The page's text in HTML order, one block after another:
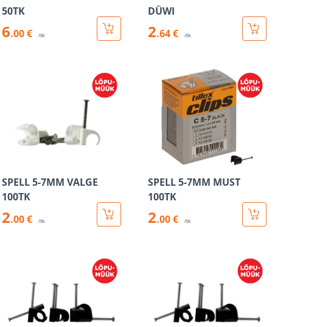
50TK
6.00 € /tk
DÜWI
2.64 € /tk
SPELL 5-7MM VALGE
100TK
2.00 € /tk
SPELL 5-7MM MUST
100TK
2.00 € /tk